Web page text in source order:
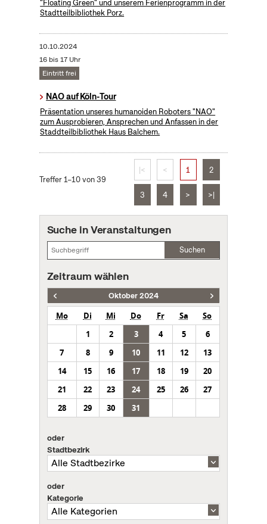
"Floating Green" und unserem Ferienprogramm in der
Stadtteilbibliothek Porz.
10.10.2024
16 bis 17 Uhr
Eintritt frei
NAO auf Köln-Tour
Präsentation unseres humanoiden Roboters "NAO"
zum Ausprobieren, Ansprechen und Anfassen in der
Staddteilbibliothek Haus Balchem.
Treffer 1–10 von 39
|< < 1 2
3 4 > >|
Suche in Veranstaltungen
Suchen
Zeitraum wählen
Oktober 2024
Mo Di Mi Do Fr Sa
So
1
2 3 4 5
6
7
8 9 10 11 12
13
14
15 16 17 18 19
20
21
22 23 24 25 26
27
28
29 30 31
oder
Stadtbezirk
oder
Kategorie